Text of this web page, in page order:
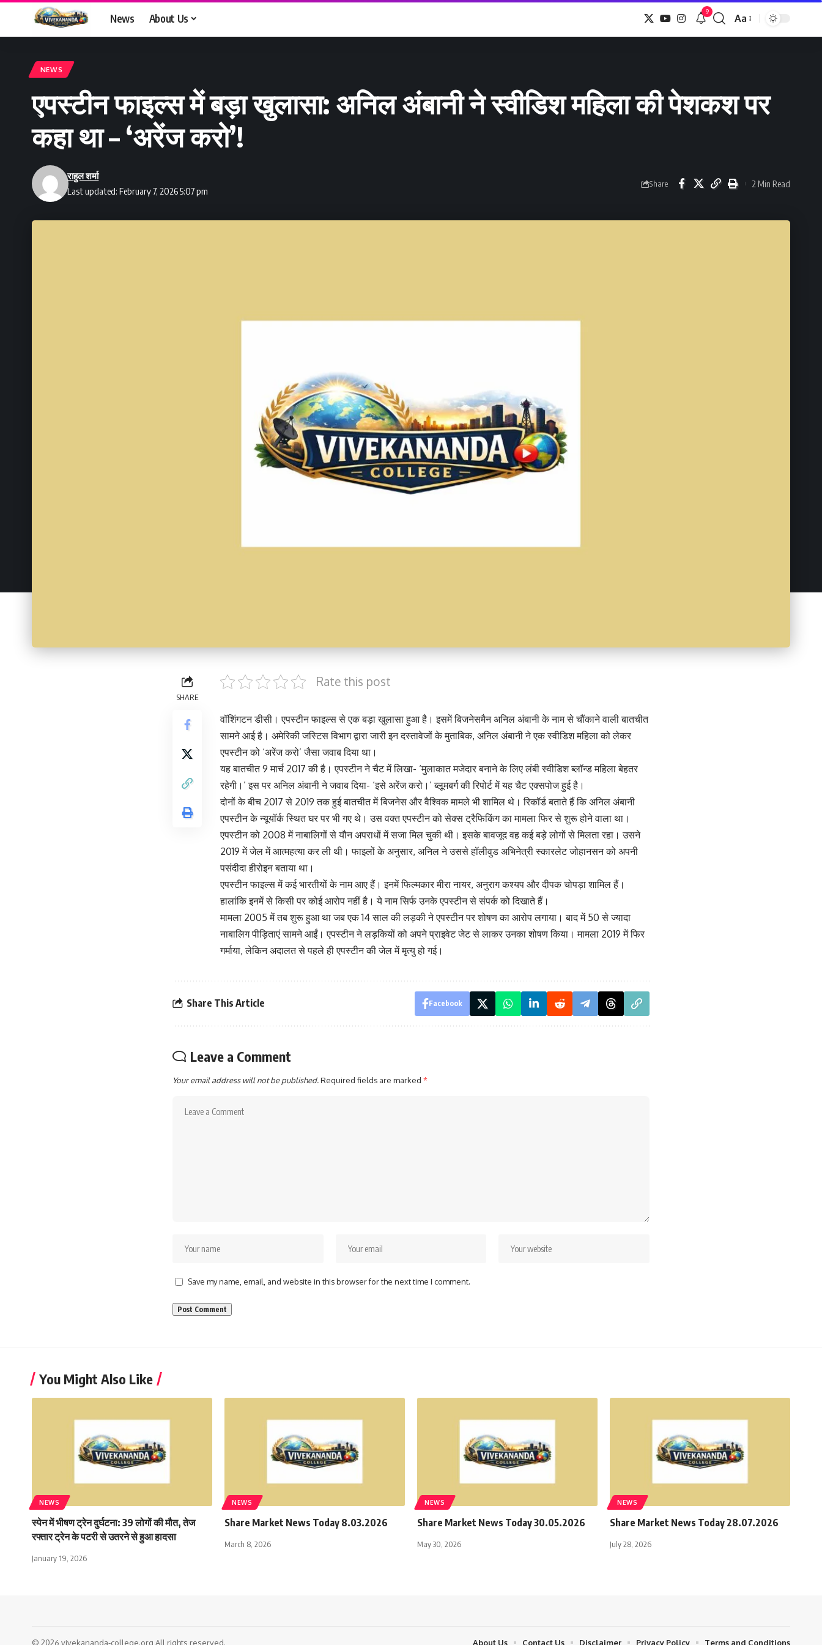
News About Us 9
Font
Aa
NEWS
एपस्टीन फाइल्स में बड़ा खुलासा: अनिल अंबानी ने स्वीडिश महिला की पेशकश पर
कहा था – ‘अरेंज करो’!
Last updated: February 7, 2026 5:07 pm
राहुल शर्मा
Share 2 Min Read
SHARE
Rate this post
वॉशिंगटन डीसी। एपस्टीन फाइल्स से एक बड़ा खुलासा हुआ है। इसमें बिजनेसमैन अनिल अंबानी के नाम से चौंकाने वाली बातचीत
सामने आई है। अमेरिकी जस्टिस विभाग द्वारा जारी इन दस्तावेजों के मुताबिक, अनिल अंबानी ने एक स्वीडिश महिला को लेकर
एपस्टीन को ‘अरेंज करो’ जैसा जवाब दिया था।
यह बातचीत 9 मार्च 2017 की है। एपस्टीन ने चैट में लिखा- ‘मुलाकात मजेदार बनाने के लिए लंबी स्वीडिश ब्लॉन्ड महिला बेहतर
रहेगी।’ इस पर अनिल अंबानी ने जवाब दिया- ‘इसे अरेंज करो।’ ब्लूमबर्ग की रिपोर्ट में यह चैट एक्सपोज हुई है।
दोनों के बीच 2017 से 2019 तक हुई बातचीत में बिजनेस और वैश्विक मामले भी शामिल थे। रिकॉर्ड बताते हैं कि अनिल अंबानी
एपस्टीन के न्यूयॉर्क स्थित घर पर भी गए थे। उस वक्त एपस्टीन को सेक्स ट्रैफिकिंग का मामला फिर से शुरू होने वाला था।
एपस्टीन को 2008 में नाबालिगों से यौन अपराधों में सजा मिल चुकी थी। इसके बावजूद वह कई बड़े लोगों से मिलता रहा। उसने
2019 में जेल में आत्महत्या कर ली थी। फाइलों के अनुसार, अनिल ने उससे हॉलीवुड अभिनेत्री स्कारलेट जोहानसन को अपनी
पसंदीदा हीरोइन बताया था।
एपस्टीन फाइल्स में कई भारतीयों के नाम आए हैं। इनमें फिल्मकार मीरा नायर, अनुराग कश्यप और दीपक चोपड़ा शामिल हैं।
हालांकि इनमें से किसी पर कोई आरोप नहीं है। ये नाम सिर्फ उनके एपस्टीन से संपर्क को दिखाते हैं।
मामला 2005 में तब शुरू हुआ था जब एक 14 साल की लड़की ने एपस्टीन पर शोषण का आरोप लगाया। बाद में 50 से ज्यादा
नाबालिग पीड़िताएं सामने आईं। एपस्टीन ने लड़कियों को अपने प्राइवेट जेट से लाकर उनका शोषण किया। मामला 2019 में फिर
गर्माया, लेकिन अदालत से पहले ही एपस्टीन की जेल में मृत्यु हो गई।
Share This Article Facebook
Leave a Comment
Your email address will not be published.Required fields are marked *
Save my name, email, and website in this browser for the next time I comment.
You Might Also Like
NEWS
स्पेन में भीषण ट्रेन दुर्घटना: 39 लोगों की मौत, तेज
रफ्तार ट्रेन के पटरी से उतरने से हुआ हादसा
January 19, 2026
NEWS
Share Market News Today 8.03.2026
March 8, 2026
NEWS
Share Market News Today 30.05.2026
May 30, 2026
NEWS
Share Market News Today 28.07.2026
July 28, 2026
© 2026 vivekananda-college.org All rights reserved. About Us Contact Us Disclaimer Privacy Policy Terms and Conditions